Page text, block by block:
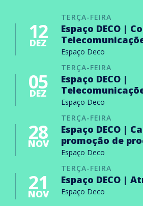
TERÇA-FEIRA
12
DEZ
Espaço DECO |
Espaço Deco
TERÇA-FEIRA
05
DEZ
Espaço DECO |
Espaço Deco
TERÇA-FEIRA
28
NOV
Espaço DECO |
promoção de
Espaço Deco
TERÇA-FEIRA
21
NOV
Espaço DECO |
Espaço Deco